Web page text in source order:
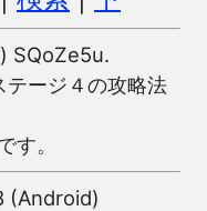
SQoZe5u.
ージ４の攻略法
す。
(Android)